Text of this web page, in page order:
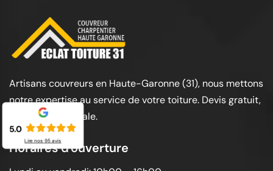
Artisans couvreurs en Haute-Garonne (31), nous mettons
notre expertise au service de votre toiture. Devis gratuit,
garantie décennale.
Horaires d'ouverture
5.0
Lire nos 95avis